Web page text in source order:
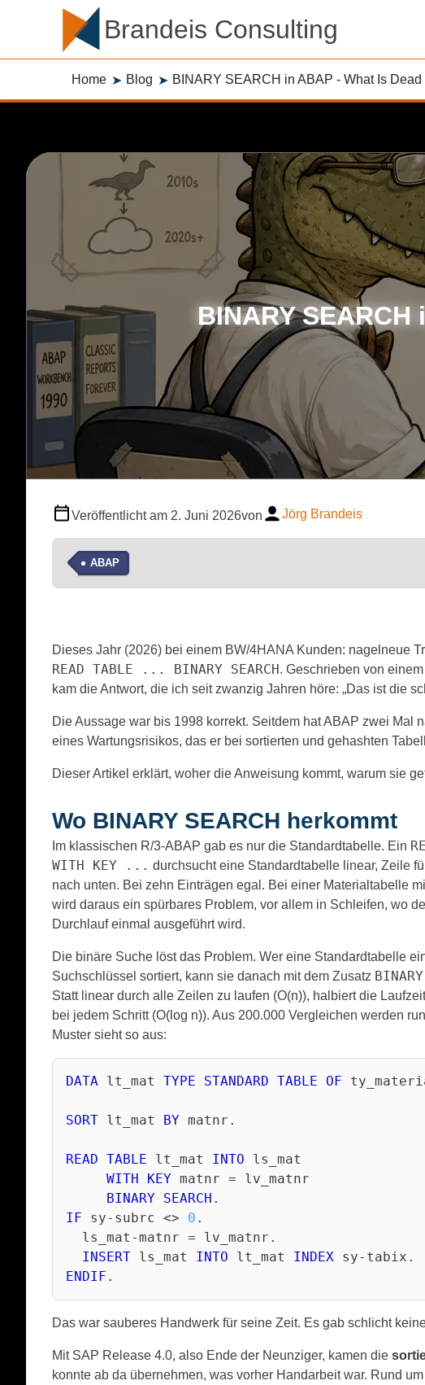
Brandeis Consulting
Home ➤ Blog ➤ BINARY SEARCH in ABAP - What Is
BINARY
Veröffentlicht am 2. Juni 2026von Jörg Brandeis
ABAP
Dieses Jahr (2026) bei einem BW/4HANA Kunden: nagelneue
READ TABLE ... BINARY SEARCH. Geschrieben von
kam die Antwort, die ich seit zwanzig Jahren höre: „Das ist die
Die Aussage war bis 1998 korrekt. Seitdem hat ABAP zwei Mal
eines Wartungsrisikos, das er bei sortierten und gehashten
Dieser Artikel erklärt, woher die Anweisung kommt, warum sie
Wo BINARY SEARCH herkommt
Im klassischen R/3-ABAP gab es nur die Standardtabelle. Ein
WITH KEY ... durchsucht eine Standardtabelle linear, Zeile
nach unten. Bei zehn Einträgen egal. Bei einer Materialtabelle
wird daraus ein spürbares Problem, vor allem in Schleifen, wo
Durchlauf einmal ausgeführt wird.
Die binäre Suche löst das Problem. Wer eine Standardtabelle
Suchschlüssel sortiert, kann sie danach mit dem Zusatz
Statt linear durch alle Zeilen zu laufen (O(n)), halbiert die
bei jedem Schritt (O(log n)). Aus 200.000 Vergleichen werden
Muster sieht so aus:
DATA lt_mat TYPE STANDARD TABLE OF
SORT lt_mat BY matnr.
READ TABLE lt_mat INTO ls_mat
WITH
KEY matnr = lv_matnr
BINARY SEARCH
IF sy-subrc <> 0 .
  ls_mat-matnr = lv_matnr.
INSERT ls_mat INTO lt_mat INDEX
ENDIF
Das war sauberes Handwerk für seine Zeit. Es gab schlicht
Mit SAP Release 4.0, also Ende der Neunziger, kamen die
konnte ab da übernehmen, was vorher Handarbeit war. Rund